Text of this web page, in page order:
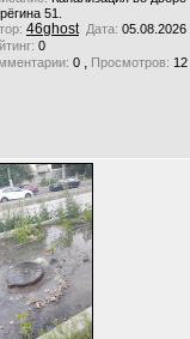
51.
46ghost Дата: 05.08.2026
0
0 , Просмотров: 12